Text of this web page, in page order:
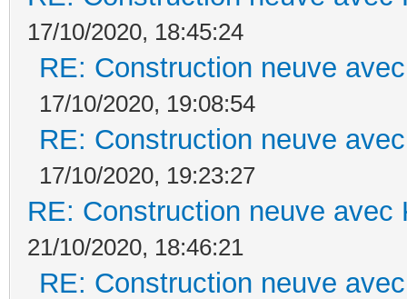
17/10/2020, 18:45:24
RE: Construction neuve
17/10/2020, 19:08:54
RE: Construction neuve
17/10/2020, 19:23:27
RE: Construction neuve avec
21/10/2020, 18:46:21
RE: Construction neuve